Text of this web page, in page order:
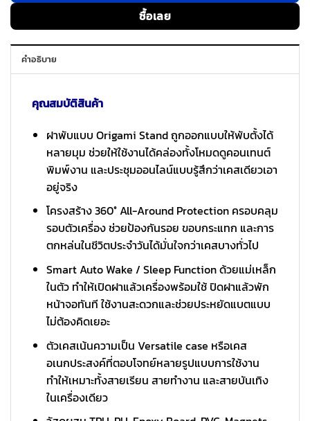
ซื้อเลย
คำอธิบาย
คุณสมบัติสินค้า
ฝาพับแบบ Origami Stand ถูกออกแบบให้พับตั้งได้
หลายมุม ช่วยให้ใช้งานได้คล่องทั้งโหมดดูคอนเทนต์
พิมพ์งาน และประชุมออนไลน์แบบรู้สึกว่าเคสเดียวเอา
อยู่จริง
โครงสร้าง 360° All-Around Protection ครอบคลุม
รอบตัวเครื่อง ช่วยป้องกันรอย ขอบกระแทก และการ
ตกหล่นในชีวิตประจำวันได้มั่นใจกว่าเคสบางทั่วไป
Smart Auto Wake / Sleep Function ด้วยแม่เหล็ก
ในตัว ทำให้เปิดฝาแล้วเครื่องพร้อมใช้ ปิดฝาแล้วพัก
หน้าจอทันที ใช้งานสะดวกและช่วยประหยัดแบตแบบ
ไม่ต้องคิดเยอะ
ตัวเคสเน้นความเป็น Versatile case หรือเคส
อเนกประสงค์ที่ตอบโจทย์หลายรูปแบบการใช้งาน
ทำให้เหมาะทั้งสายเรียน สายทำงาน และสายบันเทิง
ในเครื่องเดียว